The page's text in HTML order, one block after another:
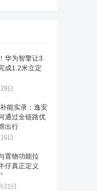
华为智擎让3
成1.2米立定
日
能实录：逸安
通过全链路优
出行
日
置物功能拉
仔真正定义
21日